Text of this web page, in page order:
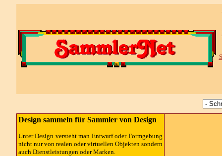
Design sammeln für Sammler von Design
Unter Design versteht man Entwurf oder Formgebung
nicht nur von realen oder virtuellen Objekten sondern
auch Dienstleistungen oder Marken.